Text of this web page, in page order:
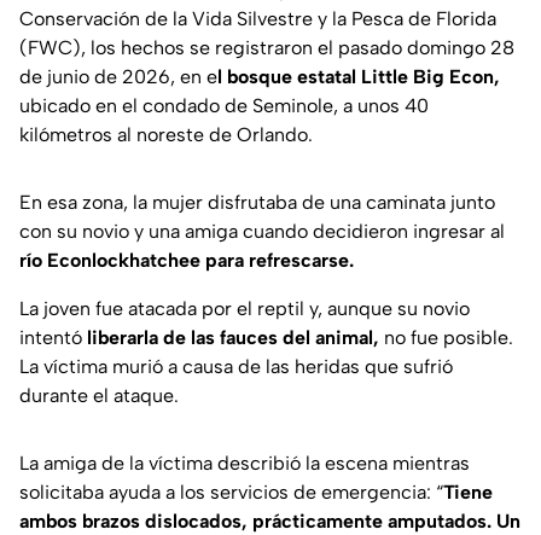
Conservación de la Vida Silvestre y la Pesca de Florida
(FWC), los hechos se registraron el pasado domingo 28
de junio de 2026, en el bosque estatal Little Big Econ,
ubicado en el condado de Seminole, a unos 40
kilómetros al noreste de Orlando.
En esa zona, la mujer disfrutaba de una caminata junto
con su novio y una amiga cuando decidieron ingresar al
río Econlockhatchee para refrescarse.
La joven fue atacada por el reptil y, aunque su novio
intentó liberarla de las fauces del animal, no fue posible.
La víctima murió a causa de las heridas que sufrió
durante el ataque.
La amiga de la víctima describió la escena mientras
solicitaba ayuda a los servicios de emergencia: “Tiene
ambos brazos dislocados, prácticamente amputados. Un